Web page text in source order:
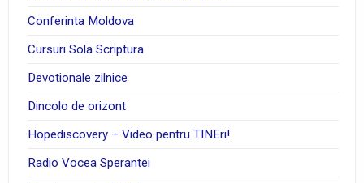
Conferinta Moldova
Cursuri Sola Scriptura
Devotionale zilnice
Dincolo de orizont
Hopediscovery – Video pentru TINEri!
Radio Vocea Sperantei